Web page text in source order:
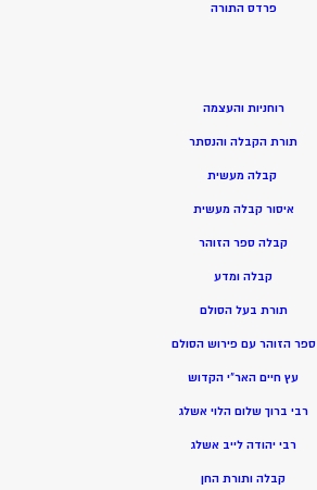
פרדס התורה
רוחניות והעצמה
תורת הקבלה והנסתר
קבלה מעשית
איסור קבלה מעשית
קבלה ספר הזוהר
קבלה ומדע
תורת בעל הסולם
ספר הזוהר עם פירוש הסולם
עץ חיים האר”י הקדוש
רבי ברוך שלום הלוי אשלג
רבי יהודה לייב אשלג
קבלה ותורת החן